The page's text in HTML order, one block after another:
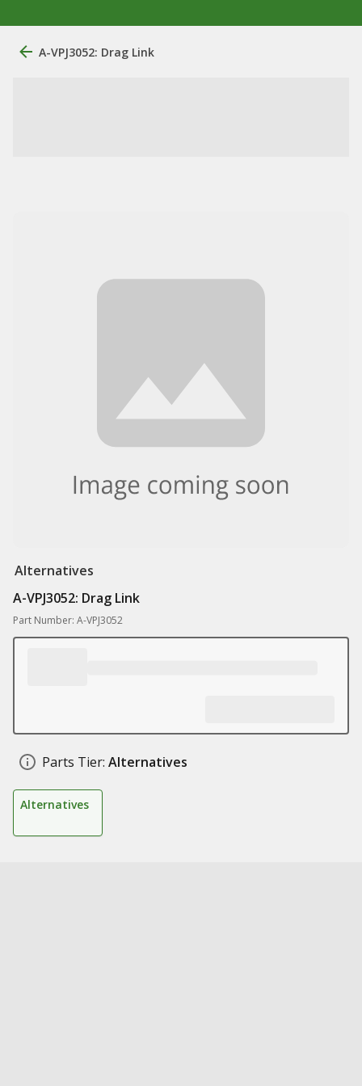
A-VPJ3052: Drag Link
Alternatives
A-VPJ3052: Drag Link
Part Number: A-VPJ3052
Parts Tier: Alternatives
Alternatives